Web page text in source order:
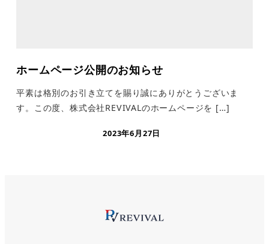
ホームページ公開のお知らせ
平素は格別のお引き立てを賜り誠にありがとうございま
す。この度、株式会社REVIVALのホームページを […]
2023年6月27日